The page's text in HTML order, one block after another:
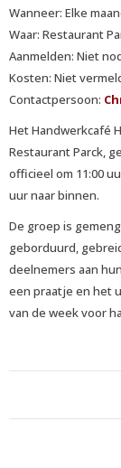
Wanneer: Elke
Waar: Restaurant
Aanmelden: Niet
Kosten: Niet
Contactpersoon:
Het Handwerkcafé
Restaurant Parck,
officieel om 11:00
uur naar binnen.
De groep is
geborduurd,
deelnemers aan
een praatje en het
van de week voor